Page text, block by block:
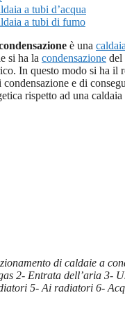
a tubi d’acqua
a tubi di fumo
è una
si ha la condensazione del
In questo modo si ha il
condensazione e di
rispetto ad una
di caldaie a
2- Entrata dell’aria 3-
5- Ai radiatori 6-